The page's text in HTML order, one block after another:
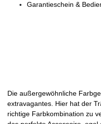
Garantieschein &
Die außergewöhnliche
extravagantes. Hier hat der
richtige Farbkombination zu